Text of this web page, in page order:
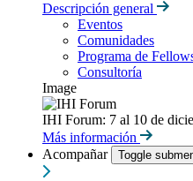
Descripción general
Eventos
Comunidades
Programa de
Consultoría
Image
IHI Forum: 7 al 10 de
Más información
Acompañar
Toggle